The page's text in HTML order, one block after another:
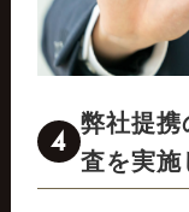
4
弊社提携
査を実施